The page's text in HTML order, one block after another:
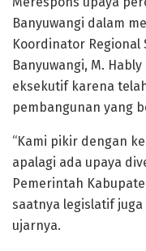
Banyuwangi dalam
Koordinator
Banyuwangi, M.
eksekutif karena
pembangunan yang
“Kami pikir dengan
apalagi ada upaya
Pemerintah
saatnya legislatif
ujarnya.